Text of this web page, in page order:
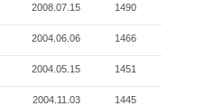
2008.07.15 1490
2004.06.06 1466
2004.05.15 1451
2004.11.03 1445